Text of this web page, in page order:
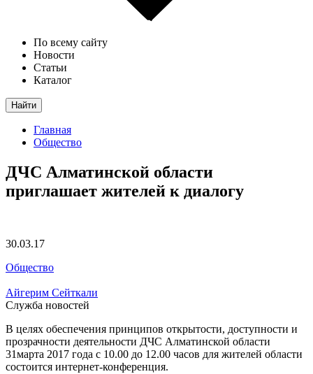
По всему сайту
Новости
Статьи
Каталог
Найти
Главная
Общество
ДЧС Алматинской области
приглашает жителей к диалогу
30.03.17
Общество
Айгерим Сейткали
Служба новостей
В целях обеспечения принципов открытости, доступности и
прозрачности деятельности ДЧС Алматинской области
31марта 2017 года с 10.00 до 12.00 часов для жителей области
состоится интернет-конференция.